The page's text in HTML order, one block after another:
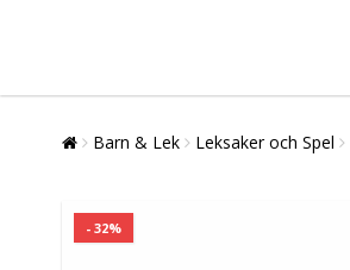
Barn & Lek Leksaker och Spel
- 32%